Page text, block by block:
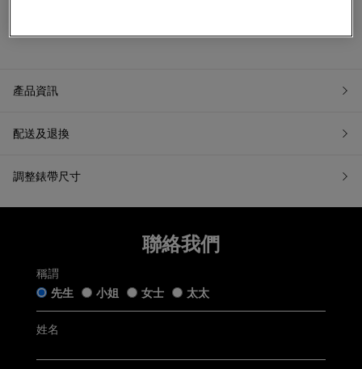
Tudor五年保用以保用證上日期起計 (保用證上日期按銷售發票
開立日期而定，保養內容詳情請參閱 Tudor官方網站
如果您希望退換貨，請在收到貨品日起計7天內提交退換貨申請
未曾佩戴、使用或修改，仍保持銷售時的狀態；及
聯絡客戶服務
電郵:watch@chowsangsang.com
星期一至星期日: 11AM -8PM
產品資訊
配送及退換
調整錶帶尺寸
聯絡我們
稱謂
先生
小姐 女士 太太
姓名